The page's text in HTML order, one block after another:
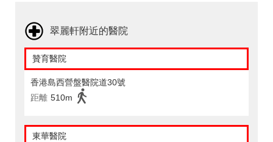
翠麗軒附近的醫院
贊育醫院
香港島西營盤醫院道30號
距離 510m
東華醫院